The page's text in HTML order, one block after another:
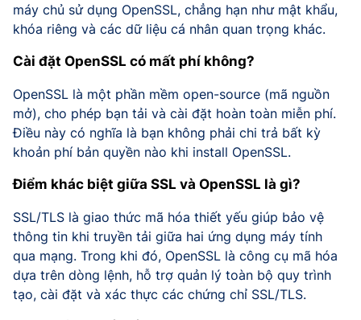
máy chủ sử dụng OpenSSL, chẳng hạn như mật khẩu,
khóa riêng và các dữ liệu cá nhân quan trọng khác.
Cài đặt OpenSSL có mất phí không?
OpenSSL là một phần mềm open-source (mã nguồn
mở), cho phép bạn tải và cài đặt hoàn toàn miễn phí.
Điều này có nghĩa là bạn không phải chi trả bất kỳ
khoản phí bản quyền nào khi install OpenSSL.
Điểm khác biệt giữa SSL và OpenSSL là gì?
SSL/TLS là giao thức mã hóa thiết yếu giúp bảo vệ
thông tin khi truyền tải giữa hai ứng dụng máy tính
qua mạng. Trong khi đó, OpenSSL là công cụ mã hóa
dựa trên dòng lệnh, hỗ trợ quản lý toàn bộ quy trình
tạo, cài đặt và xác thực các chứng chỉ SSL/TLS.